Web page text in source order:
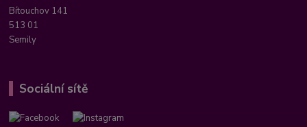
Bítouchov 141
513 01
Semily
Sociální sítě